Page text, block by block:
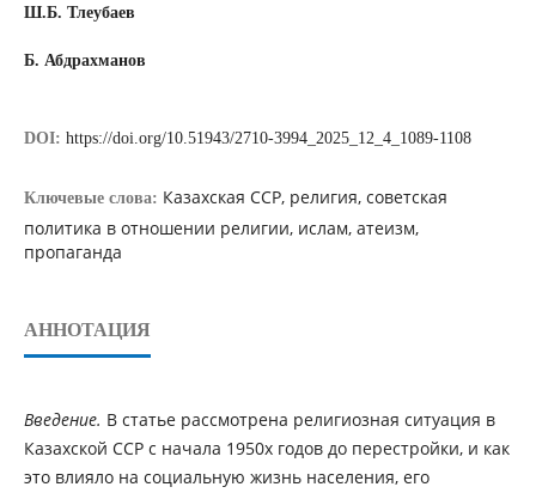
Ш.Б. Тлеубаев
Б. Абдрахманов
DOI: https://doi.org/10.51943/2710-3994_2025_12_4_1089-1108
Ключевые слова: Казахская ССР, религия, советская
политика в отношении религии, ислам, атеизм,
пропаганда
АННОТАЦИЯ
Введение. В статье рассмотрена религиозная ситуация в
Казахской ССР с начала 1950х годов до перестройки, и как
это влияло на социальную жизнь населения, его